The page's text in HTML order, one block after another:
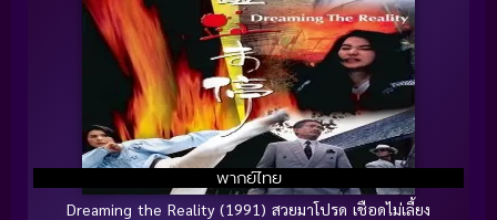
พากย์ไทย
Dreaming the Reality (1991) สวยมาโปรด เชือดไม่เลี้ยง